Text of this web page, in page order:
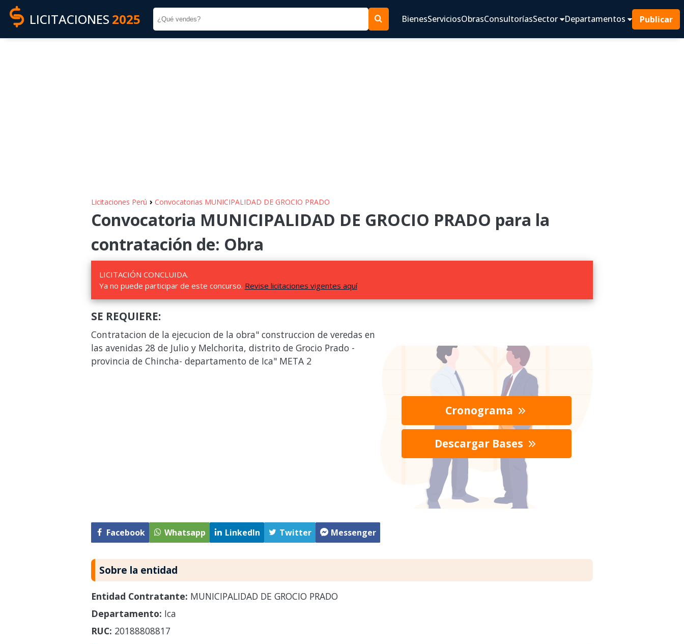
LICITACIONES 2025 BienesServiciosObrasConsultoríasSector Departamentos Publicar
Licitaciones Perú › Convocatorias MUNICIPALIDAD DE GROCIO PRADO
Convocatoria MUNICIPALIDAD DE GROCIO PRADO para la
contratación de: Obra
LICITACIÓN CONCLUIDA.
Ya no puede participar de este concurso. Revise licitaciones vigentes aquí
SE REQUIERE:
Contratacion de la ejecucion de la obra" construccion de veredas en
las avenidas 28 de Julio y Melchorita, distrito de Grocio Prado -
provincia de Chincha- departamento de Ica" META 2
Facebook Whatsapp LinkedIn Twitter Messenger
Cronograma
Descargar Bases
Sobre la entidad
Entidad Contratante: MUNICIPALIDAD DE GROCIO PRADO
Departamento: Ica
RUC: 20188808817